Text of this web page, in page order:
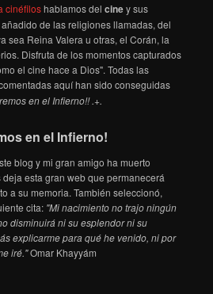
cinéfiloshablamos delciney sus
de las religiones llamadas, del
sea Reina Valera u otras, el Corán, la
Disfruta de los momentos capturados
el cine hace a Dios". Todas las
aquí han sido conseguidas
en el Infierno!! .+.
en el Infierno!
blog y mi gran amigo ha muerto
esta gran web que permanecerá
a su memoria. También seleccionó,
cita: "Mi nacimiento no trajo ningún
disminuirá ni su esplendor ni su
explicarme para qué he venido, ni por
iré."Omar Khayyám